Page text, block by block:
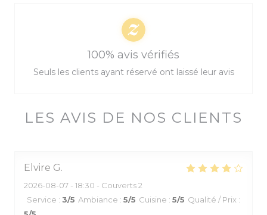
LES AVIS DE NOS CLIENTS
Elvire G
2026-08-07 - 18:30 - Couverts 2
Service : 3/5 Ambiance : 5/5 Cuisine : 5/5 Qualité / Prix :
100% avis vérifiés
Seuls les clients ayant réservé ont laissé leur avis